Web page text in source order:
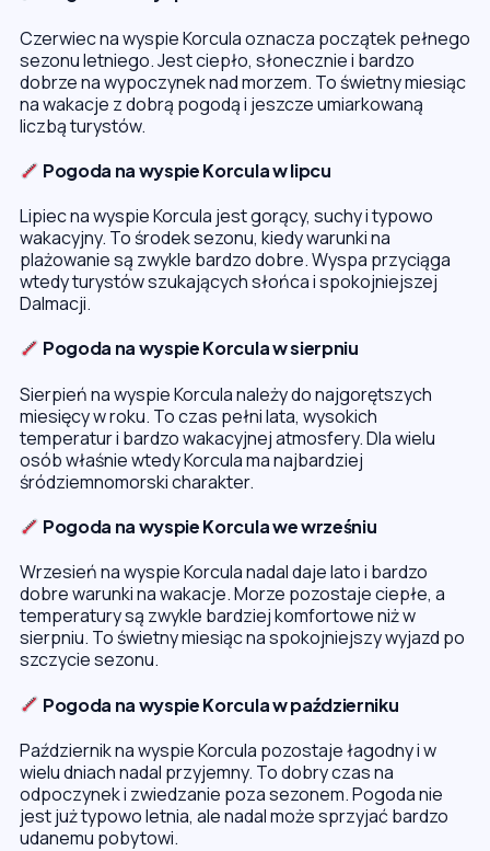
Czerwiec na wyspie Korcula oznacza początek pełnego
sezonu letniego. Jest ciepło, słonecznie i bardzo
dobrze na wypoczynek nad morzem. To świetny miesiąc
na wakacje z dobrą pogodą i jeszcze umiarkowaną
liczbą turystów.
Pogoda na wyspie Korcula w lipcu
Lipiec na wyspie Korcula jest gorący, suchy i typowo
wakacyjny. To środek sezonu, kiedy warunki na
plażowanie są zwykle bardzo dobre. Wyspa przyciąga
wtedy turystów szukających słońca i spokojniejszej
Dalmacji.
Pogoda na wyspie Korcula w sierpniu
Sierpień na wyspie Korcula należy do najgorętszych
miesięcy w roku. To czas pełni lata, wysokich
temperatur i bardzo wakacyjnej atmosfery. Dla wielu
osób właśnie wtedy Korcula ma najbardziej
śródziemnomorski charakter.
Pogoda na wyspie Korcula we wrześniu
Wrzesień na wyspie Korcula nadal daje lato i bardzo
dobre warunki na wakacje. Morze pozostaje ciepłe, a
temperatury są zwykle bardziej komfortowe niż w
sierpniu. To świetny miesiąc na spokojniejszy wyjazd po
szczycie sezonu.
Pogoda na wyspie Korcula w październiku
Październik na wyspie Korcula pozostaje łagodny i w
wielu dniach nadal przyjemny. To dobry czas na
odpoczynek i zwiedzanie poza sezonem. Pogoda nie
jest już typowo letnia, ale nadal może sprzyjać bardzo
udanemu pobytowi.